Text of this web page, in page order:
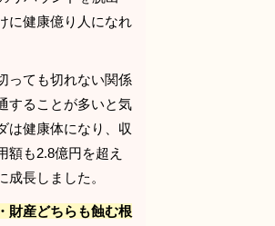
に健康億り人になれ
っても切れない関係
することが多いと気
は健康体になり、収
額も2.8億円を超え
成長しました。
財産どちらも蝕む根